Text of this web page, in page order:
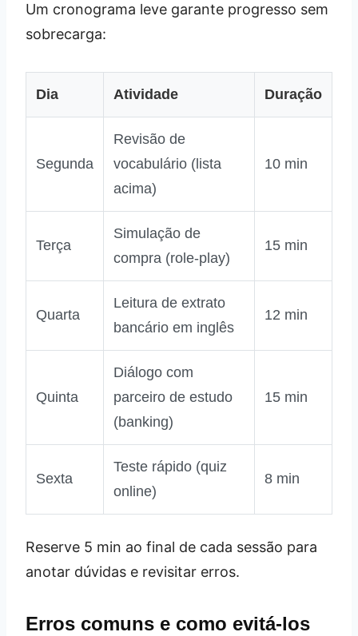
Um cronograma leve garante progresso sem
sobrecarga:
Dia Atividade Duração
Segunda
Revisão de
vocabulário (lista
acima)
10 min
Terça
Simulação de
compra (role‑play)
15 min
Quarta
Leitura de extrato
bancário em inglês
12 min
Quinta
Diálogo com
parceiro de estudo
(banking)
15 min
Sexta
Teste rápido (quiz
online)
8 min
Reserve 5 min ao final de cada sessão para
anotar dúvidas e revisitar erros.
Erros comuns e como evitá‑los